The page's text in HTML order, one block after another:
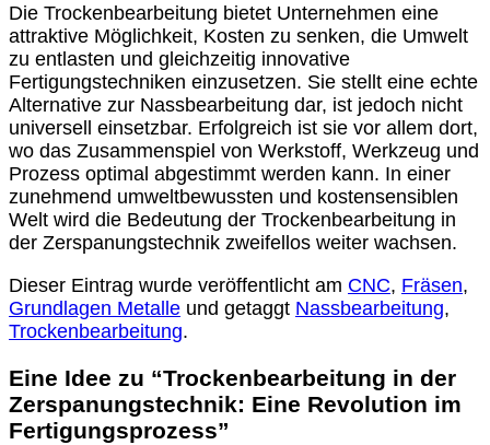
Die Trockenbearbeitung bietet Unternehmen eine
attraktive Möglichkeit, Kosten zu senken, die Umwelt
zu entlasten und gleichzeitig innovative
Fertigungstechniken einzusetzen. Sie stellt eine echte
Alternative zur Nassbearbeitung dar, ist jedoch nicht
universell einsetzbar. Erfolgreich ist sie vor allem dort,
wo das Zusammenspiel von Werkstoff, Werkzeug und
Prozess optimal abgestimmt werden kann. In einer
zunehmend umweltbewussten und kostensensiblen
Welt wird die Bedeutung der Trockenbearbeitung in
der Zerspanungstechnik zweifellos weiter wachsen.
Dieser Eintrag wurde veröffentlicht am CNC, Fräsen,
Grundlagen Metalle und getaggt Nassbearbeitung,
Trockenbearbeitung.
Eine Idee zu “Trockenbearbeitung in der
Zerspanungstechnik: Eine Revolution im
Fertigungsprozess”